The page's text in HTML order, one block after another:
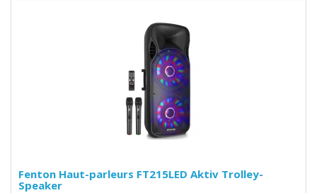
Fenton Haut-parleurs FT215LED Aktiv Trolley-
Speaker